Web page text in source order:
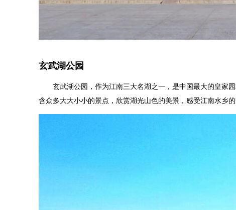
玄武湖公园
玄武湖公园，作为江南三大名湖之一，是中国最大的皇家
含众多大大小小的景点，欣赏湖光山色的美景，感受江南水乡的